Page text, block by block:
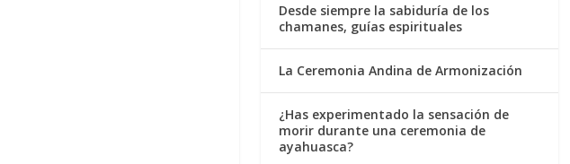
Desde siempre la sabiduría de los
chamanes, guías espirituales
La Ceremonia Andina de Armonización
¿Has experimentado la sensación de
morir durante una ceremonia de
ayahuasca?